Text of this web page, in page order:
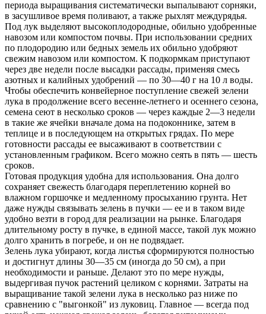
периода выращивания систематически выпалывают сорняки,
в засушливое время поливают, а также рыхлят междурядья.
Под лук выделяют высокоплодородные, обильно удобренные
навозом или компостом почвы. При использовании средних
по плодородию или бедных земель их обильно удобряют
свежим навозом или компостом. К подкормкам приступают
через две недели после высадки рассады, применяя смесь
азотных и калийных удобрений — по 30—40 г на 10 л воды.
Чтобы обеспечить конвейерное поступление свежей зелени
лука в продолжение всего весенне-летнего и осеннего сезона,
семена сеют в несколько сроков — через каждые 2—3 недели
в такие же ячейки вначале дома на подоконнике, затем в
теплице и в последующем на открытых грядах. По мере
готовности рассады ее высаживают в соответствии с
установленным графиком. Всего можно сеять в пять — шесть
сроков.
Готовая продукция удобна для использования. Она долго
сохраняет свежесть благодаря переплетению корней во
влажном горшочке и медленному просыханию грунта. Нет
даже нужды связывать зелень в пучки — ее и в таком виде
удобно везти в город для реализации на рынке. Благодаря
длительному росту в пучке, в единой массе, такой лук можно
долго хранить в погребе, и он не подвядает.
Зелень лука убирают, когда листья сформируются полностью
и достигнут длины 30—35 см (иногда до 50 см), а при
необходимости и раньше. Делают это по мере нужды,
выдергивая пучок растений целиком с корнями. Затраты на
выращивание такой зелени лука в несколько раз ниже по
сравнению с "выгонкой" из луковиц. Главное — всегда под